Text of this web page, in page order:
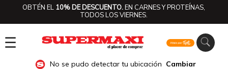
OBTÉN EL 10% DE DESCUENTO.EN CARNES Y PROTEÍNAS,
TODOS LOS VIERNES.
☰
No se pudo detectar tu ubicación Cambiar